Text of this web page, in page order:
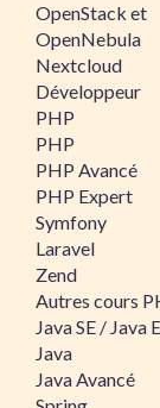
OpenStack et
OpenNebula
Nextcloud
Développeur
PHP
PHP
PHP Avancé
PHP Expert
Symfony
Laravel
Zend
Autres cours
Java SE / Java
Java
Java Avancé